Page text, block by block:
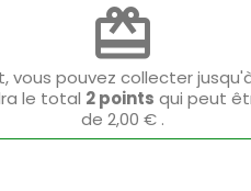
redeem
vous pouvez collecter
le total 2points qui peut
de 2,00 €.